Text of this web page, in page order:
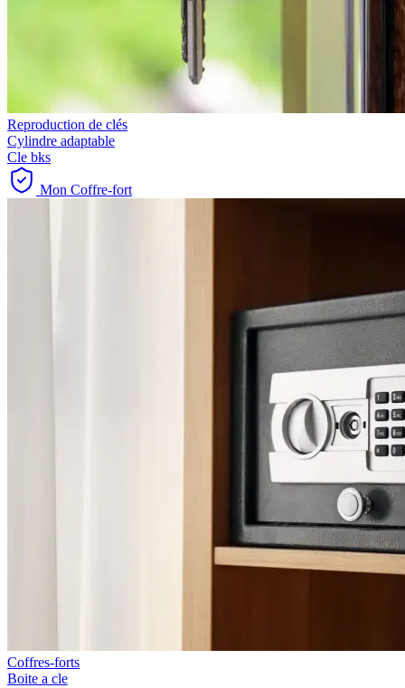
Reproduction de clés
Cylindre adaptable
Cle bks
Mon Coffre-fort
Coffres-forts
Boite a cle